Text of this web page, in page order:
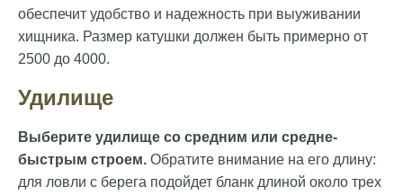
обеспечит удобство и надежность при выуживании
хищника. Размер катушки должен быть примерно от
2500 до 4000.
Удилище
Выберите удилище со средним или средне-
быстрым строем. Обратите внимание на его длину:
для ловли с берега подойдет бланк длиной около трех